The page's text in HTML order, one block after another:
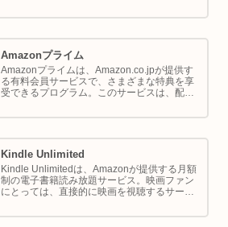
では Amazon ポイントの使い方と貯め方を解
Amazonプライム
Amazonプライムは、Amazon.co.jpが提供す
る有料会員サービスで、さまざまな特典を享
受できるプログラム。このサービスは、配送
実、さらには限定割引までをカバーし、日常
Kindle Unlimited
Kindle Unlimitedは、Amazonが提供する月額
制の電子書籍読み放題サービス。映画ファン
にとっては、直接的に映画を視聴するサービ
理解し、楽しむための間接的なツールとして